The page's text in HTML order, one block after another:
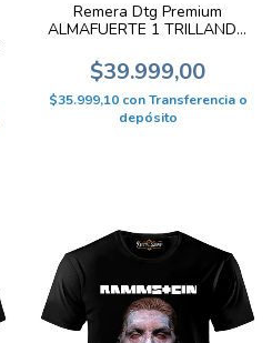
Remera Dtg Premium
ALMAFUERTE 1 TRILLANDO
$39.999,00
$35.999,10 con Transferencia o
depósito